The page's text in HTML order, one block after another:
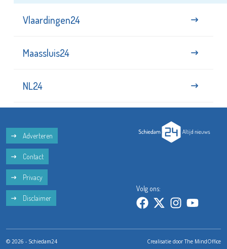
Vlaardingen24
Maassluis24
NL24
Adverteren
Contact
Privacy
Disclaimer
Volg ons:
© 2026 - Schiedam24 Crealisatie doorThe MindOffice